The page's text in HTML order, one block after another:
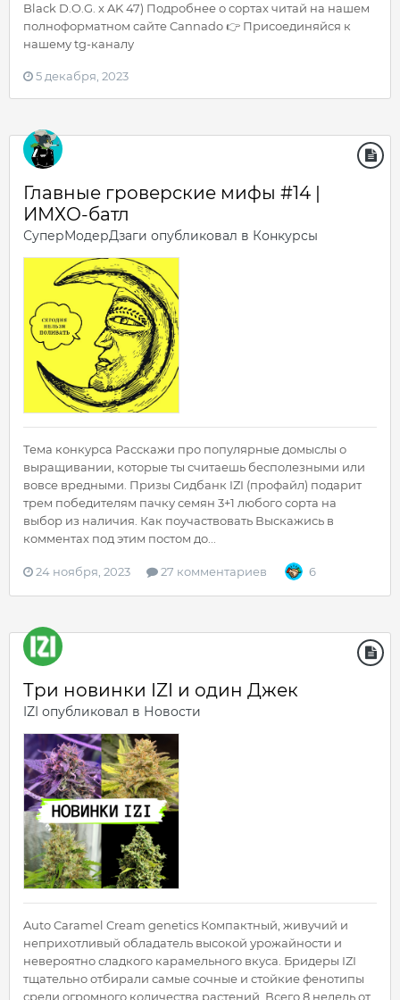
Black D.O.G. x AK 47) Подробнее о сортах читай на нашем
полноформатном сайте Cannado 👉 Присоединяйся к
нашему tg-каналу
5 декабря, 2023
Главные гроверские мифы #14 |
ИМХО-батл
СуперМодерДзаги опубликовал в Конкурсы
Тема конкурса Расскажи про популярные домыслы о
выращивании, которые ты считаешь бесполезными или
вовсе вредными. Призы Сидбанк IZI (профайл) подарит
трем победителям пачку семян 3+1 любого сорта на
выбор из наличия. Как поучаствовать Выскажись в
комментах под этим постом до...
24 ноября, 2023 27 комментариев 6
Три новинки IZI и один Джек
IZI опубликовал в Новости
Auto Caramel Cream genetics Компактный, живучий и
неприхотливый обладатель высокой урожайности и
невероятно сладкого карамельного вкуса. Бридеры IZI
тщательно отбирали самые сочные и стойкие фенотипы
среди огромного количества растений. Всего 8 недель от